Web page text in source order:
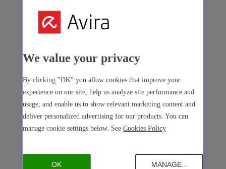
Free Security
Free Security
We value your privacy
By clicking "OK" you allow cookies that improve your
experience on our site, help us analyze site performance and
usage, and enable us to show relevant marketing content and
deliver personalized advertising for our products. You can
manage cookie settings below. See Cookies Policy
OK MANAGE...